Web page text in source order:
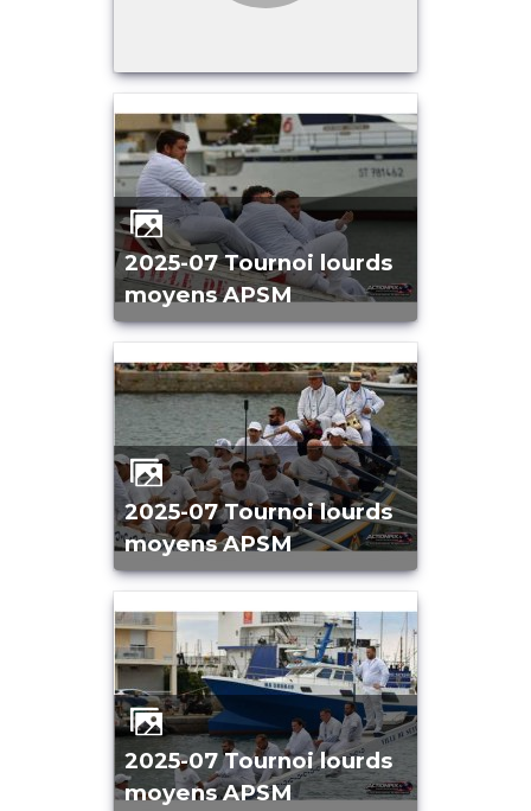
2025-07 Tournoi lourds
moyens APSM
2025-07 Tournoi lourds
moyens APSM
2025-07 Tournoi lourds
moyens APSM